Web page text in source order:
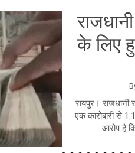
के लिए
रायपुर।
एक कारोबारी से
आरोप है